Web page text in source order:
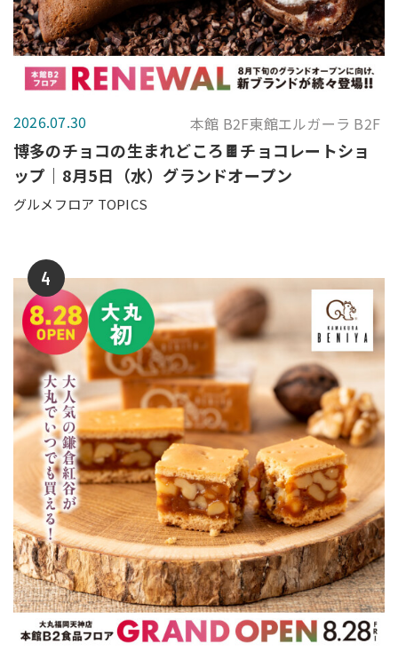
2026.07.30 本館 B2F東館エルガーラ B2F
博多のチョコの生まれどころ🍫チョコレートショ
ップ｜8月5日（水）グランドオープン
グルメフロア TOPICS
4